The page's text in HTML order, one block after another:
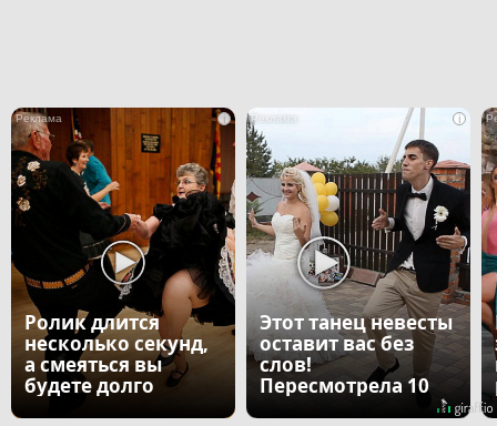
i
Ролик длится
несколько секунд,
а смеяться вы
будете долго
i
Этот танец невесты
оставит вас без
слов!
Пересмотрела 10